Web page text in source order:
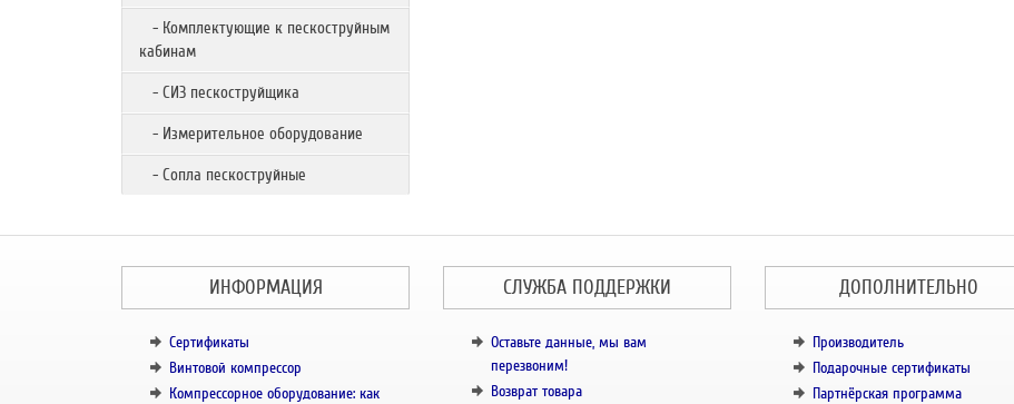
- Комплектующие к пескоструйным
кабинам
- СИЗ пескоструйщика
- Измерительное оборудование
- Сопла пескоструйные
ИНФОРМАЦИЯ
Сертификаты
Винтовой компрессор
Компрессорное оборудование: как
СЛУЖБА ПОДДЕРЖКИ
Оставьте данные, мы вам
перезвоним!
Возврат товара
ДОПОЛНИТЕЛЬНО
Производитель
Подарочные сертификаты
Партнёрская программа